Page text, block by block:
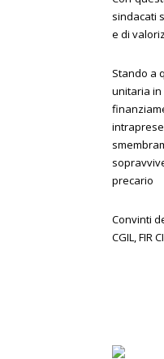
sindacati
e di
Stando a
unitaria
precario
Convinti
CGIL, FIR